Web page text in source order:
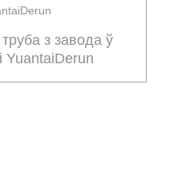
з завода ў
YuantaiDerun